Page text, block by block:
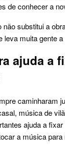
de conhecer a
substitui a
leva muita gente
ajuda a
caminharam
música de
ajuda a
a música